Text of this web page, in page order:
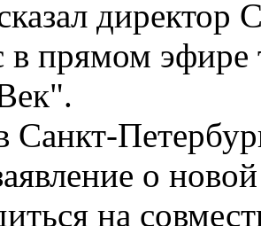
прямом эфире
Санкт-
о
на